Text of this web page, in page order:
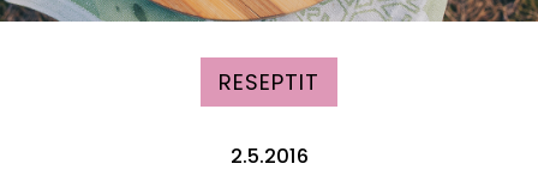
RESEPTIT
2.5.2016